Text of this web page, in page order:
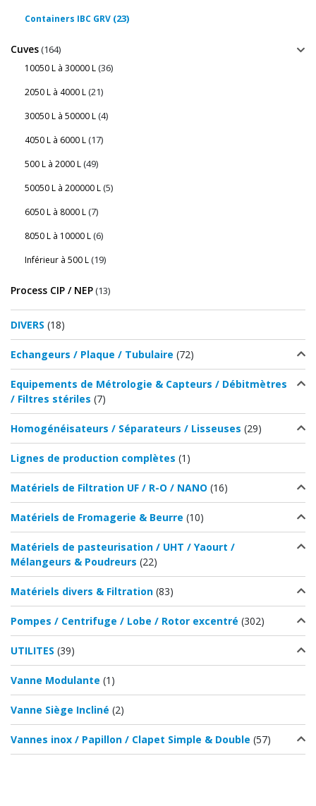
Containers IBC GRV (23)
Cuves(164)
10050 L à 30000 L(36)
2050 L à 4000 L(21)
30050 L à 50000 L(4)
4050 L à 6000 L(17)
500 L à 2000 L(49)
50050 L à 200000 L(5)
6050 L à 8000 L(7)
8050 L à 10000 L(6)
Inférieur à 500 L(19)
Process CIP / NEP(13)
DIVERS (18)
Echangeurs / Plaque / Tubulaire (72)
Equipements de Métrologie & Capteurs / Débitmètres
/ Filtres stériles (7)
Homogénéisateurs / Séparateurs / Lisseuses (29)
Lignes de production complètes (1)
Matériels de Filtration UF / R-O / NANO (16)
Matériels de Fromagerie & Beurre (10)
Matériels de pasteurisation / UHT / Yaourt /
Mélangeurs & Poudreurs (22)
Matériels divers & Filtration (83)
Pompes / Centrifuge / Lobe / Rotor excentré (302)
UTILITES (39)
Vanne Modulante (1)
Vanne Siège Incliné (2)
Vannes inox / Papillon / Clapet Simple & Double (57)